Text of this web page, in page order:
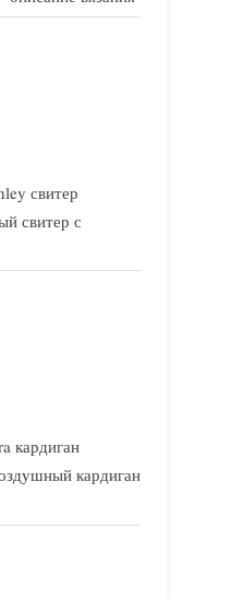
свитер
свитер с
кардиган
кардиган